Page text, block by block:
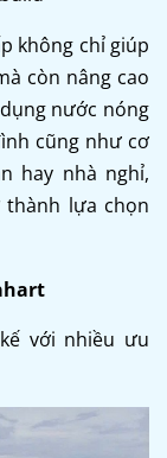
không chỉ giúp
còn nâng cao
nước nóng
cũng như cơ
hay nhà nghỉ,
lựa chọn
với nhiều ưu